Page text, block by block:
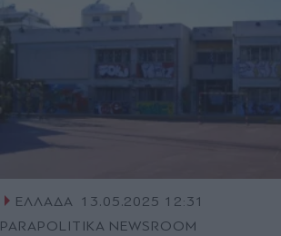
ΕΛΛΑΔΑ 13.05.2025 12:31
PARAPOLITIKA NEWSROOM